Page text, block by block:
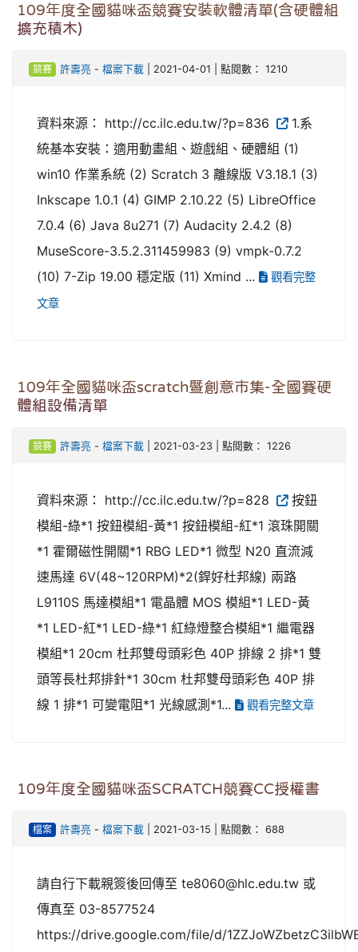
109年度全國貓咪盃競賽安裝軟體清單(含硬體組
擴充積木)
競賽 許壽亮 - 檔案下載| 2021-04-01 | 點閱數： 1210
資料來源： http://cc.ilc.edu.tw/?p=836
1.系
統基本安裝：適用動畫組、遊戲組、硬體組 (1)
win10 作業系統 (2) Scratch 3 離線版 V3.18.1 (3)
Inkscape 1.0.1 (4) GIMP 2.10.22 (5) LibreOffice
7.0.4 (6) Java 8u271 (7) Audacity 2.4.2 (8)
MuseScore-3.5.2.311459983 (9) vmpk-0.7.2
(10) 7-Zip 19.00 穩定版 (11) Xmind ...
觀看完整
文章
109年全國貓咪盃scratch暨創意市集-全國賽硬
體組設備清單
競賽 許壽亮 - 檔案下載| 2021-03-23 | 點閱數： 1226
資料來源： http://cc.ilc.edu.tw/?p=828
按鈕
模組-綠*1 按鈕模組-黃*1 按鈕模組-紅*1 滾珠開關
*1 霍爾磁性開關*1 RBG LED*1 微型 N20 直流減
速馬達 6V(48~120RPM)*2(銲好杜邦線) 兩路
L9110S 馬達模組*1 電晶體 MOS 模組*1 LED-黃
*1 LED-紅*1 LED-綠*1 紅綠燈整合模組*1 繼電器
模組*1 20cm 杜邦雙母頭彩色 40P 排線 2 排*1 雙
頭等長杜邦排針*1 30cm 杜邦雙母頭彩色 40P 排
線 1 排*1 可變電阻*1 光線感測*1...
觀看完整文章
109年度全國貓咪盃SCRATCH競賽CC授權書
檔案 許壽亮 - 檔案下載| 2021-03-15 | 點閱數： 688
請自行下載親簽後回傳至 te8060@hlc.edu.tw 或
傳真至 03-8577524
https://drive.google.com/file/d/